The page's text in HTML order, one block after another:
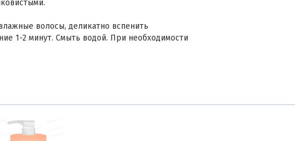
волосы, деликатно вспенить
1-2 минут. Смыть водой. При необходимости